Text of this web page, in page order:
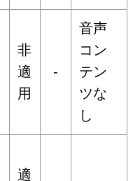
非
適
用
‐
音声
コン
テン
ツな
し
適